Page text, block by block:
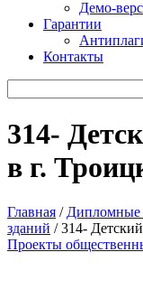
Демо-
Гарантии
Контакты
314-
в г.
Главная / Дипломные
зданий / 314-
Проекты